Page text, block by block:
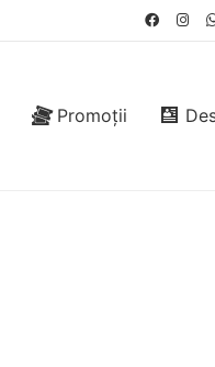
Promoții